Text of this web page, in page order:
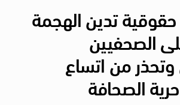
تدين الهجمة
الصحفيين
وتحذر من اتساع
الصحافة